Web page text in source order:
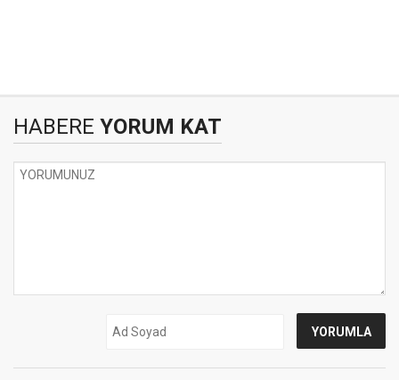
HABERE YORUM KAT